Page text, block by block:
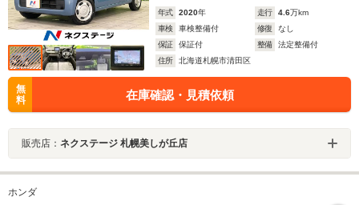
年式 2020年 走行 4.6万km
車検
車検整備付 修復
なし
保証
保証付 整備
法定整備付
住所
北海道札幌市清田区
無
料
在庫確認・見積依頼
販売店： ネクステージ 札幌美しが丘店
ホンダ